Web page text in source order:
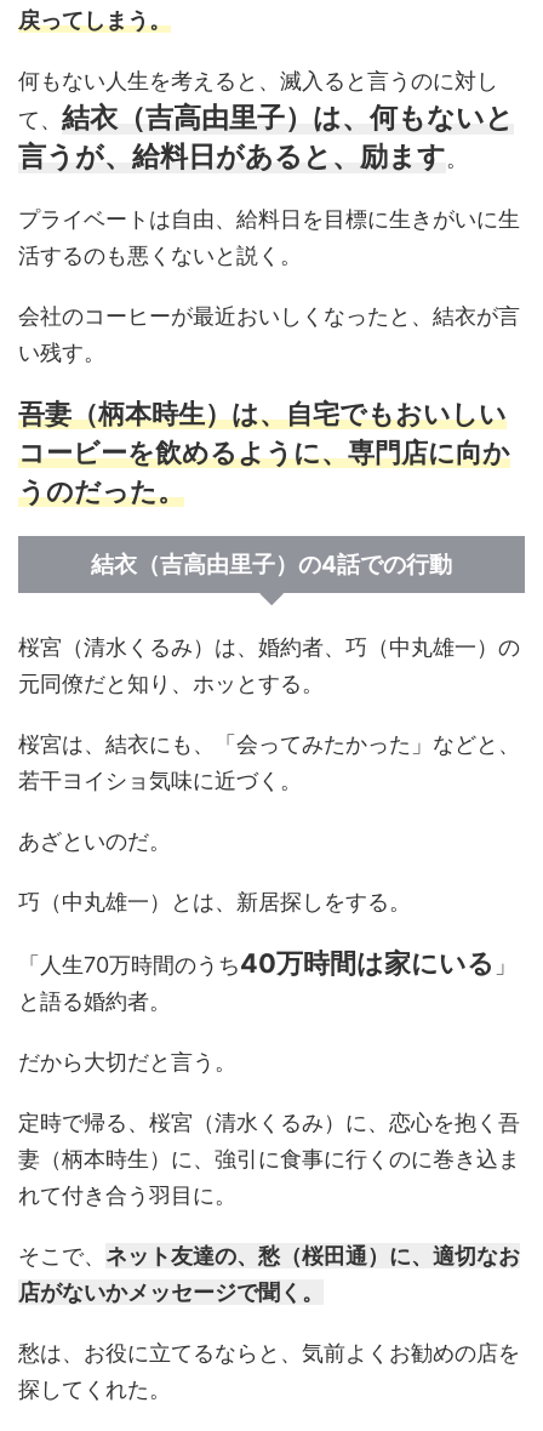
戻ってしまう。
何もない人生を考えると、滅入ると言うのに対し
て、 結衣（吉高由里子）は、何もないと
言うが、給料日があると、励ます。
プライベートは自由、給料日を目標に生きがいに生
活するのも悪くないと説く。
会社のコーヒーが最近おいしくなったと、結衣が言
い残す。
吾妻（柄本時生）は、自宅でもおいしい
コービーを飲めるように、専門店に向か
うのだった。
結衣（吉高由里子）の4話での行動
桜宮（清水くるみ）は、婚約者、巧（中丸雄一）の
元同僚だと知り、ホッとする。
桜宮は、結衣にも、「会ってみたかった」などと、
若干ヨイショ気味に近づく。
あざといのだ。
巧（中丸雄一）とは、新居探しをする。
「人生70万時間のうち40万時間は家にいる 」
と語る婚約者。
だから大切だと言う。
定時で帰る、桜宮（清水くるみ）に、恋心を抱く吾
妻（柄本時生）に、強引に食事に行くのに巻き込ま
れて付き合う羽目に。
そこで、 ネット友達の、愁（桜田通）に、適切なお
店がないかメッセージで聞く。
愁は、お役に立てるならと、気前よくお勧めの店を
探してくれた。